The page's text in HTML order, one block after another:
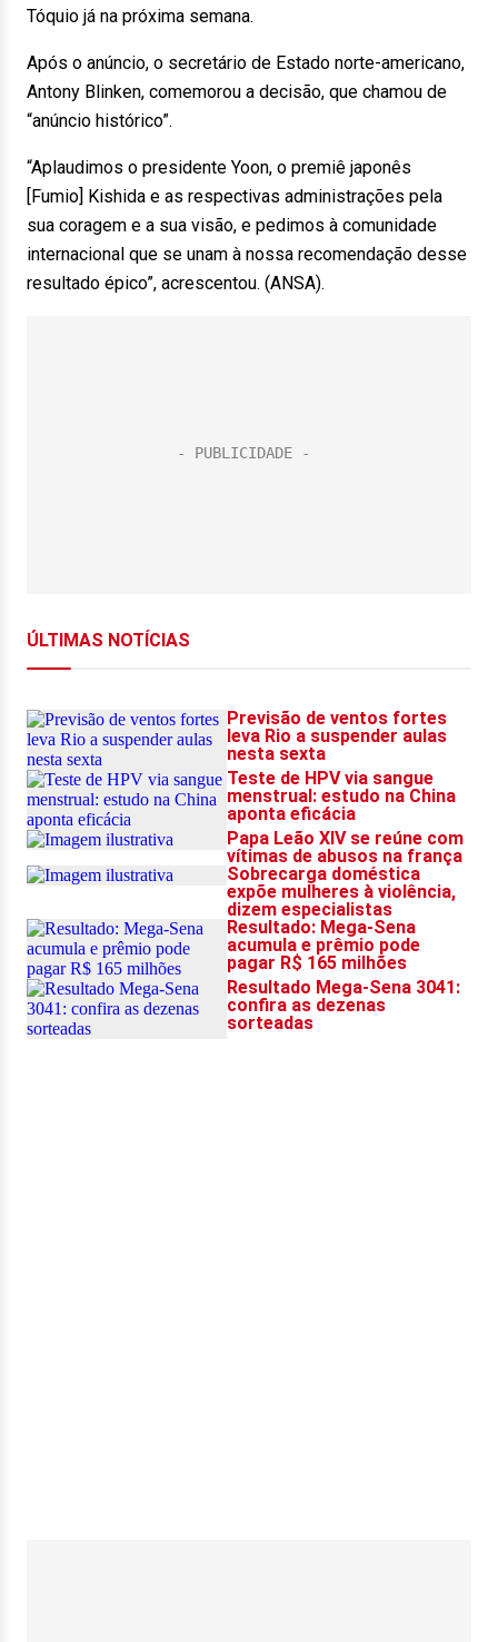
Tóquio já na próxima semana.
Após o anúncio, o secretário de Estado norte-americano,
Antony Blinken, comemorou a decisão, que chamou de
“anúncio histórico”.
“Aplaudimos o presidente Yoon, o premiê japonês
[Fumio] Kishida e as respectivas administrações pela
sua coragem e a sua visão, e pedimos à comunidade
internacional que se unam à nossa recomendação desse
resultado épico”, acrescentou. (ANSA).